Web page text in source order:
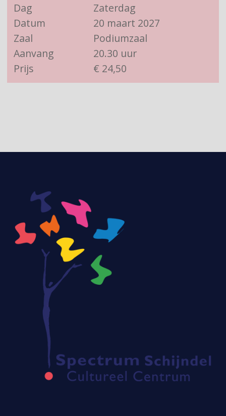
Dag
Zaterdag
Datum
20 maart 2027
Zaal
Podiumzaal
Aanvang
20.30 uur
Prijs
€ 24,50